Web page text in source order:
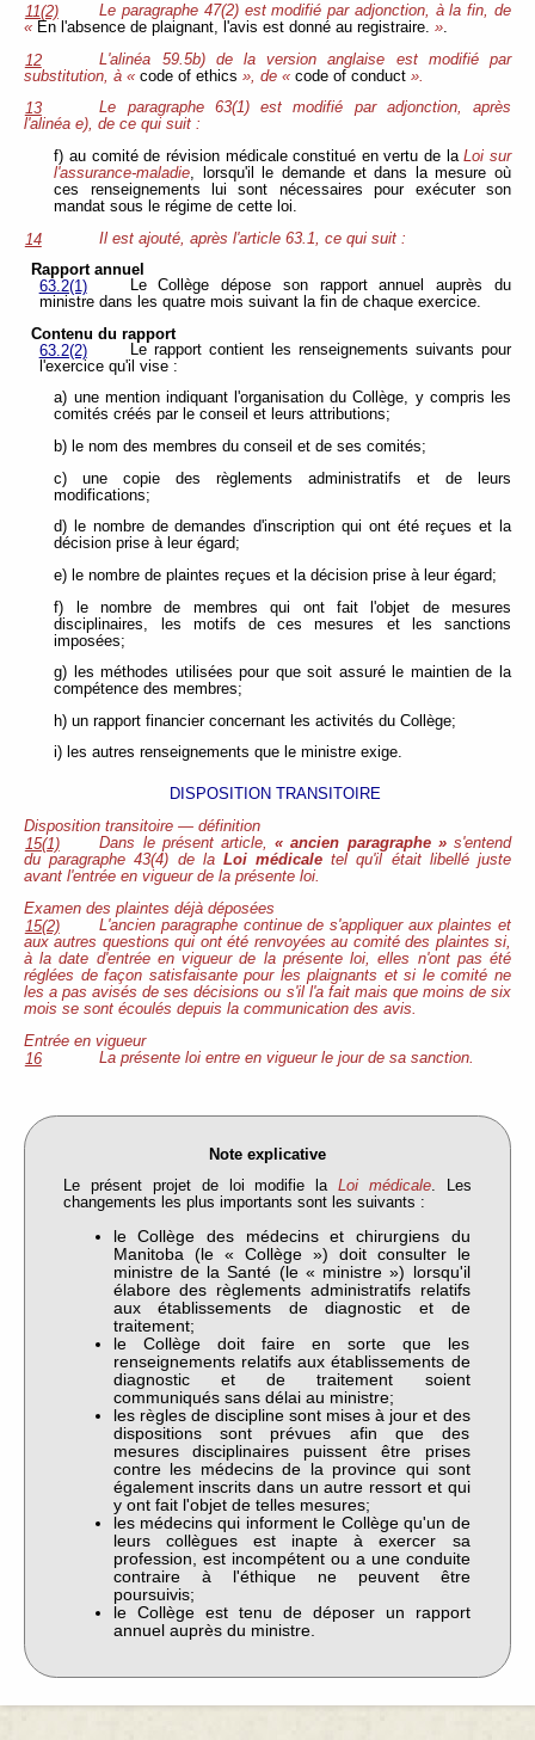
11(2)
Le paragraphe 47(2) est modifié par adjonction, à la fin, de
« En l'absence de plaignant, l'avis est donné au registraire. ».
12
L'alinéa 59.5b) de la version anglaise est modifié par
substitution, à « code of ethics », de « code of conduct ».
13
Le paragraphe 63(1) est modifié par adjonction, après
l'alinéa e), de ce qui suit :
f) au comité de révision médicale constitué en vertu de laLoi sur
l'assurance-maladie, lorsqu'il le demande et dans la mesure où
ces renseignements lui sont nécessaires pour exécuter son
mandat sous le régime de cette loi.
14
Il est ajouté, après l'article 63.1, ce qui suit :
Rapport annuel
63.2(1)
Le Collège dépose son rapport annuel auprès du
ministre dans les quatre mois suivant la fin de chaque exercice.
Contenu du rapport
63.2(2)
Le rapport contient les renseignements suivants pour
l'exercice qu'il vise :
a) une mention indiquant l'organisation du Collège, y compris les
comités créés par le conseil et leurs attributions;
b) le nom des membres du conseil et de ses comités;
c) une copie des règlements administratifs et de leurs
modifications;
d) le nombre de demandes d'inscription qui ont été reçues et la
décision prise à leur égard;
e) le nombre de plaintes reçues et la décision prise à leur égard;
f) le nombre de membres qui ont fait l'objet de mesures
disciplinaires, les motifs de ces mesures et les sanctions
imposées;
g) les méthodes utilisées pour que soit assuré le maintien de la
compétence des membres;
h) un rapport financier concernant les activités du Collège;
i) les autres renseignements que le ministre exige.
DISPOSITION TRANSITOIRE
Disposition transitoire — définition
15(1)
Dans le présent article,« ancien paragraphe »s'entend
du paragraphe 43(4) de la Loi médicale tel qu'il était libellé juste
avant l'entrée en vigueur de la présente loi.
Examen des plaintes déjà déposées
15(2)
L'ancien paragraphe continue de s'appliquer aux plaintes et
aux autres questions qui ont été renvoyées au comité des plaintes si,
à la date d'entrée en vigueur de la présente loi, elles n'ont pas été
réglées de façon satisfaisante pour les plaignants et si le comité ne
les a pas avisés de ses décisions ou s'il l'a fait mais que moins de six
mois se sont écoulés depuis la communication des avis.
Entrée en vigueur
16
La présente loi entre en vigueur le jour de sa sanction.
Note explicative
Le présent projet de loi modifie la Loi médicale. Les
changements les plus importants sont les suivants :
le Collège des médecins et chirurgiens du
Manitoba (le « Collège ») doit consulter le
ministre de la Santé (le « ministre ») lorsqu'il
élabore des règlements administratifs relatifs
aux établissements de diagnostic et de
traitement;
le Collège doit faire en sorte que les
renseignements relatifs aux établissements de
diagnostic et de traitement soient
communiqués sans délai au ministre;
les règles de discipline sont mises à jour et des
dispositions sont prévues afin que des
mesures disciplinaires puissent être prises
contre les médecins de la province qui sont
également inscrits dans un autre ressort et qui
y ont fait l'objet de telles mesures;
les médecins qui informent le Collège qu'un de
leurs collègues est inapte à exercer sa
profession, est incompétent ou a une conduite
contraire à l'éthique ne peuvent être
poursuivis;
le Collège est tenu de déposer un rapport
annuel auprès du ministre.